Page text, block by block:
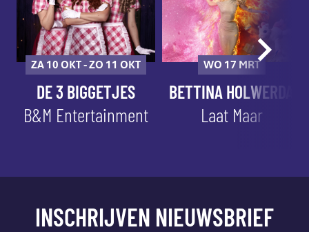
ZA 10 OKT - ZO 11 OKT
DE 3 BIGGETJES
B&M Entertainment
WO 17 MRT
BETTINA HOLWERDA
Laat Maar
INSCHRIJVEN NIEUWSBRIEF